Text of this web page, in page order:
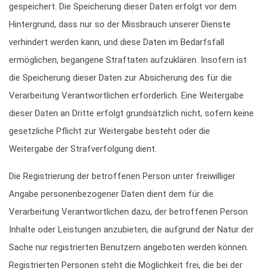
gespeichert. Die Speicherung dieser Daten erfolgt vor dem
Hintergrund, dass nur so der Missbrauch unserer Dienste
verhindert werden kann, und diese Daten im Bedarfsfall
ermöglichen, begangene Straftaten aufzuklären. Insofern ist
die Speicherung dieser Daten zur Absicherung des für die
Verarbeitung Verantwortlichen erforderlich. Eine Weitergabe
dieser Daten an Dritte erfolgt grundsätzlich nicht, sofern keine
gesetzliche Pflicht zur Weitergabe besteht oder die
Weitergabe der Strafverfolgung dient.
Die Registrierung der betroffenen Person unter freiwilliger
Angabe personenbezogener Daten dient dem für die
Verarbeitung Verantwortlichen dazu, der betroffenen Person
Inhalte oder Leistungen anzubieten, die aufgrund der Natur der
Sache nur registrierten Benutzern angeboten werden können.
Registrierten Personen steht die Möglichkeit frei, die bei der